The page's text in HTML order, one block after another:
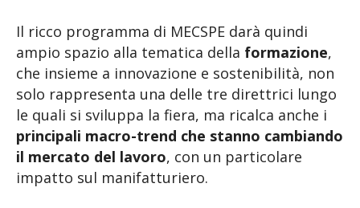
Il ricco programma di MECSPE darà quindi
ampio spazio alla tematica della formazione,
che insieme a innovazione e sostenibilità, non
solo rappresenta una delle tre direttrici lungo
le quali si sviluppa la fiera, ma ricalca anche i
principali macro-trend che stanno cambiando
il mercato del lavoro, con un particolare
impatto sul manifatturiero.